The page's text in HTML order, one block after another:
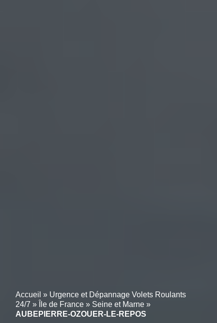
Accueil » Urgence et Dépannage Volets Roulants
24/7 » Île de France » Seine et Marne »
AUBEPIERRE-OZOUER-LE-REPOS